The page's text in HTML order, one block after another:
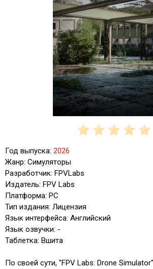
Год выпуска: 2026
Жанр: Симуляторы
Разработчик: FPVLabs
Издатель: FPV Labs
Платформа: PC
Тип издания: Лицензия
Язык интерфейса: Английский
Язык озвучки: -
Таблетка: Вшита
По своей сути, "FPV Labs: Drone